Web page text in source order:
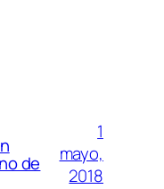
de
1
mayo,
2018